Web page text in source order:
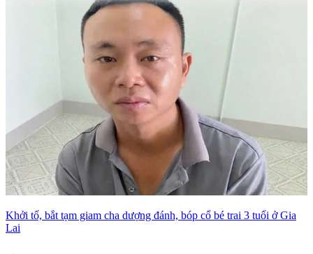
Khởi tố, bắt tạm giam cha dượng đánh, bóp cổ bé trai 3 tuổi ở Gia
Lai